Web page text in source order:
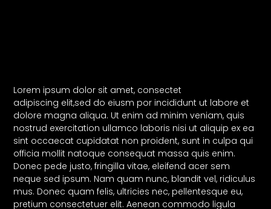
Lorem ipsum dolor sit amet, consectet
adipiscing elit,sed do eiusm por incididunt ut labore et
dolore magna aliqua. Ut enim ad minim veniam, quis
nostrud exercitation ullamco laboris nisi ut aliquip ex ea
sint occaecat cupidatat non proident, sunt in culpa qui
officia mollit natoque consequat massa quis enim.
Donec pede justo, fringilla vitae, eleifend acer sem
neque sed ipsum. Nam quam nunc, blandit vel, ridiculus
mus. Donec quam felis, ultricies nec, pellentesque eu,
pretium consectetuer elit. Aenean commodo ligula